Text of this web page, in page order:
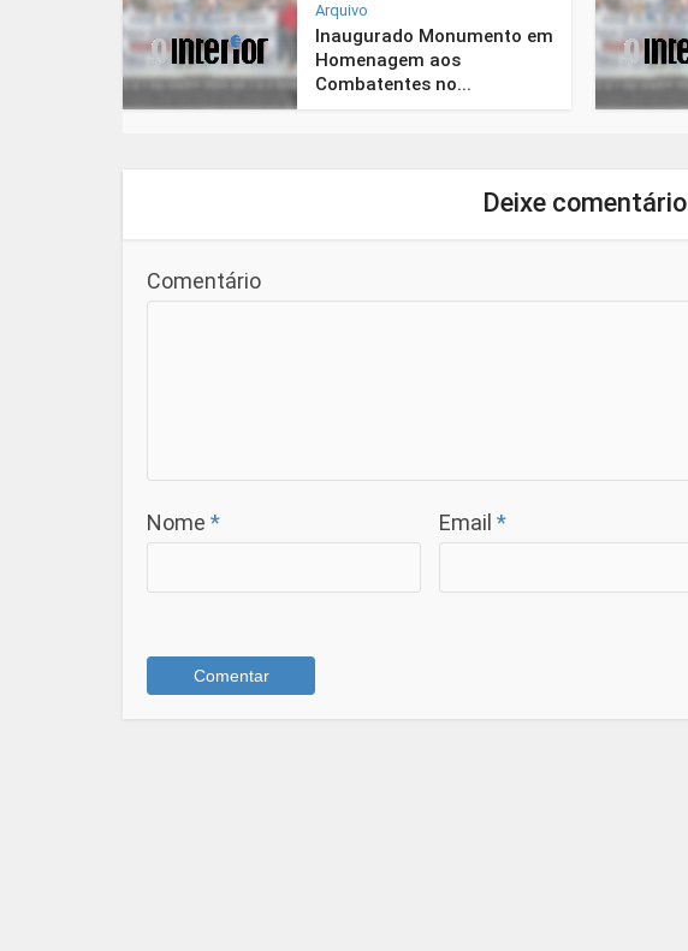
Arquivo
Inaugurado Monumento em
Homenagem aos
Combatentes no...
Deixe comentário
Comentário
Nome * Email *